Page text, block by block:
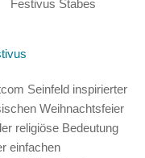
Seinfeld inspirierter
Weihnachtsfeier
religiöse Bedeutung
einfachen